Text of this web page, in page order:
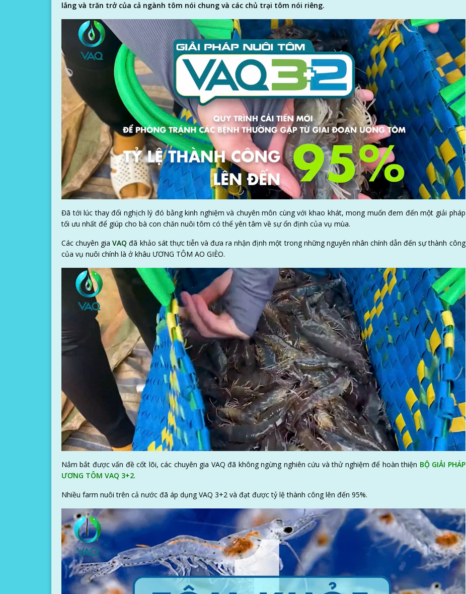
lắng và trăn trở của cả ngành tôm nói chung và các chủ trại tôm nói riêng.
Đã tới lúc thay đổi nghịch lý đó bằng kinh nghiệm và chuyên môn cùng với khao khát, mong muốn đem đến một giải pháp
tối ưu nhất để giúp cho bà con chăn nuôi tôm có thể yên tâm về sự ổn định của vụ mùa.
Các chuyên giaVAQ đã khảo sát thực tiễn và đưa ra nhận định một trong những nguyên nhân chính dẫn đến sự thành công
của vụ nuôi chính là ở khâu ƯƠNG TÔM AO GIÈO.
Nắm bắt được vấn đề cốt lõi, các chuyên gia VAQ đã không ngừng nghiên cứu và thử nghiệm để hoàn thiện BỘ GIẢI PHÁP
ƯƠNG TÔM VAQ 3+2.
Nhiều farm nuôi trên cả nước đã áp dụng VAQ 3+2 và đạt được tỷ lệ thành công lên đến 95%.